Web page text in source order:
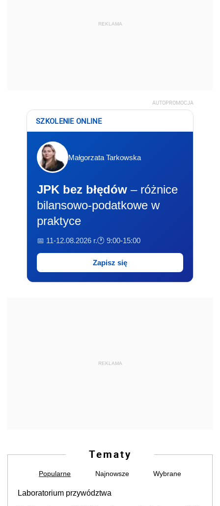
REKLAMA
AUTOPROMOCJA
SZKOLENIE ONLINE
Małgorzata Tarkowska
JPK bez błędów – różnice
bilansowo-podatkowe w
praktyce
📅 11-12.08.2026 r.🕐 9:00-15:00
Zapisz się
REKLAMA
Tematy
Popularne Najnowsze Wybrane
Laboratorium przywództwa